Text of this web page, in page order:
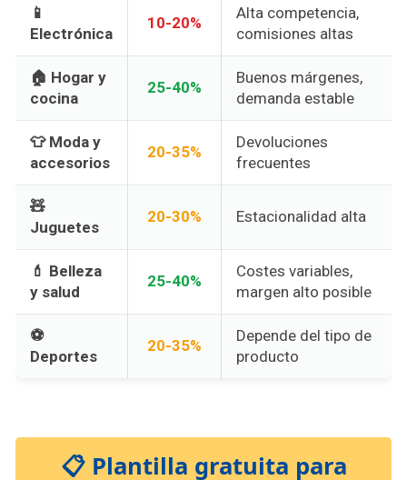
📱
Electrónica
10-20%
Alta competencia,
comisiones altas
🏠 Hogar y
cocina
25-40%
Buenos márgenes,
demanda estable
👕 Moda y
accesorios
20-35%
Devoluciones
frecuentes
🧸
Juguetes
20-30% Estacionalidad alta
💄 Belleza
y salud
25-40%
Costes variables,
margen alto posible
⚽
Deportes
20-35%
Depende del tipo de
producto
📋 Plantilla gratuita para